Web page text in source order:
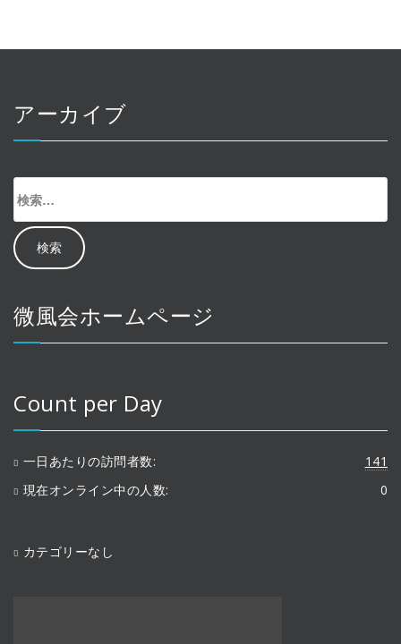
アーカイブ
検
索:
微風会ホームページ
Count per Day
141
一日あたりの訪問者数:
0
現在オンライン中の人数:
カテゴリーなし